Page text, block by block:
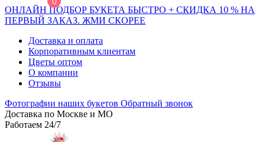
ОНЛАЙН ПОДБОР БУКЕТА БЫСТРО + СКИДКА 10 % НА
ПЕРВЫЙ ЗАКАЗ. ЖМИ СКОРЕЕ
Доставка и оплата
Корпоративным клиентам
Цветы оптом
О компании
Отзывы
Фотографии наших букетов Обратный звонок
Доставка по Москве и МО
Работаем 24/7